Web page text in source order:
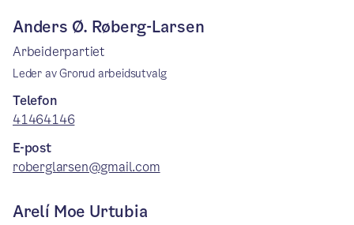
Anders Ø. Røberg-Larsen
Arbeiderpartiet
Leder av Grorud arbeidsutvalg
Telefon
41464146
E-post
roberglarsen@gmail.com
Arelí Moe Urtubia